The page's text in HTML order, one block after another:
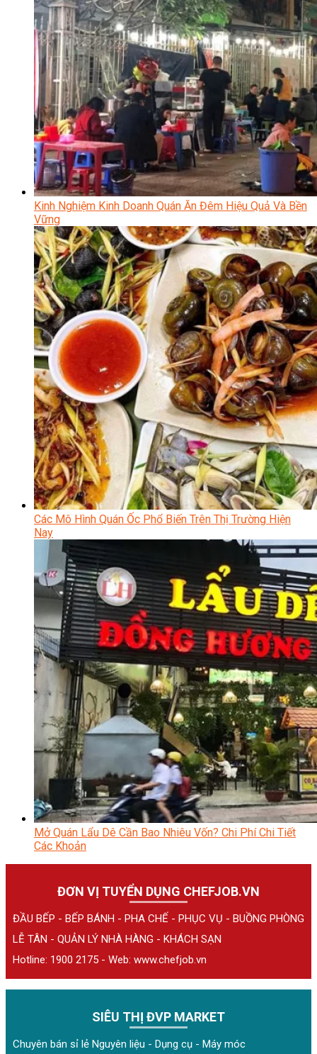
Kinh Nghiệm Kinh Doanh Quán Ăn Đêm Hiệu Quả Và Bền
Vững
Các Mô Hình Quán Ốc Phổ Biến Trên Thị Trường Hiện
Nay
Mở Quán Lẩu Dê Cần Bao Nhiêu Vốn? Chi Phí Chi Tiết
Các Khoản
ĐƠN VỊ TUYỂN DỤNG CHEFJOB.VN
ĐẦU BẾP - BẾP BÁNH - PHA CHẾ - PHỤC VỤ - BUỒNG PHÒNG
LỄ TÂN - QUẢN LÝ NHÀ HÀNG - KHÁCH SẠN
Hotline: 1900 2175 - Web: www.chefjob.vn
SIÊU THỊ ĐVP MARKET
Chuyên bán sỉ lẻ Nguyên liệu - Dụng cụ - Máy móc